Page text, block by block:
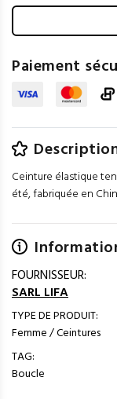
Paiement
Ceinture élastique
été, fabriquée en
FOURNISSEUR:
SARL LIFA
TYPE DE PRODUIT:
Femme / Ceintures
TAG:
Boucle